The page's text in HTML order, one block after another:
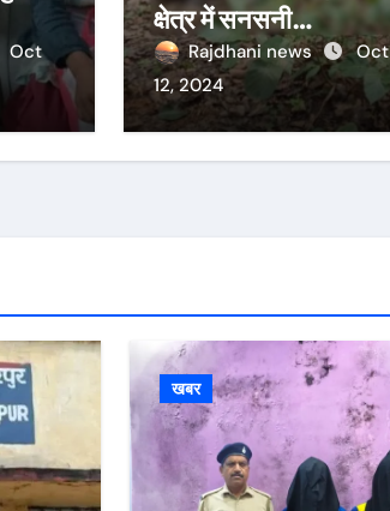
Oct
क्षेत्र में सनसनी…
Rajdhani news
Oct
12, 2024
खबर